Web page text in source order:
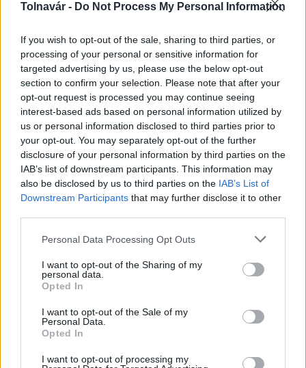
Tolnavár - Do Not Process My Personal Information
If you wish to opt-out of the sale, sharing to third parties, or
processing of your personal or sensitive information for
targeted advertising by us, please use the below opt-out
section to confirm your selection. Please note that after your
opt-out request is processed you may continue seeing
interest-based ads based on personal information utilized by
us or personal information disclosed to third parties prior to
your opt-out. You may separately opt-out of the further
disclosure of your personal information by third parties on the
IAB’s list of downstream participants. This information may
also be disclosed by us to third parties on the IAB’s List of
Downstream Participants that may further disclose it to other
Please note that this website/app uses one or more Google
not limited to your visit or usage behaviour. You may click to
grant or deny consent to Google and its third-party tags to
use your data for below specified purposes in below Google
consent section.
Personal Data Processing Opt Outs
I want to opt-out of the Sharing of my
personal data.
Opted In
I want to opt-out of the Sale of my
Personal Data.
Opted In
I want to opt-out of processing my
Mi épül?
logisztikai bázis út- és közműhálózatának fejlesztése
Komplex infrastruktúra-rendszert épített a Colas Alterra Zrt. a
Budapest Aerozone területén megvalósult vízellátó, szenny- és
csapadékvíz-elvezető rendszerek, az út- és külső elektromos
szolgálja.